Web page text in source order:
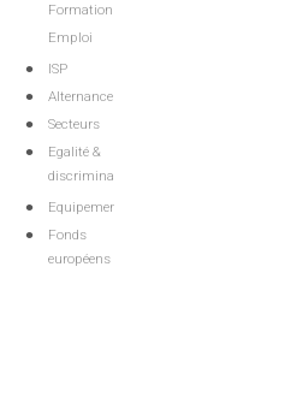
Formation
Emploi
ISP
Alternance
Secteurs
Egalité &
discriminations
Equipements
Fonds
européens